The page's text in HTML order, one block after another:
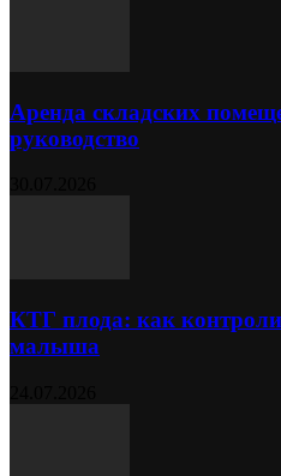
Аренда складских
руководство
КТГ плода: как
малыша